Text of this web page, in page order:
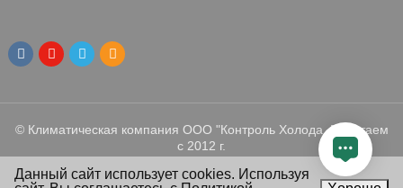
© Климатическая компания ООО "Контроль Холода. Работаем
с 2012 г.
Данный сайт использует cookies. Используя